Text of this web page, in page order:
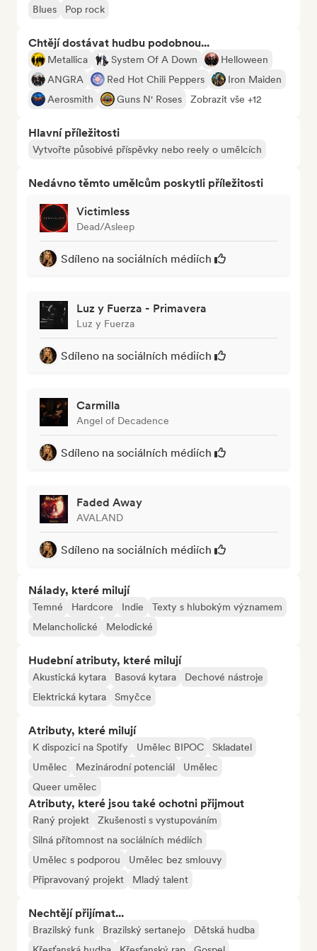
Blues Pop rock
Chtějí dostávat hudbu podobnou...
Metallica System Of A Down
Helloween
ANGRA
Red Hot Chili Peppers
Iron Maiden
Aerosmith
Guns N' Roses Zobrazit vše +12
Hlavní příležitosti
Vytvořte působivé příspěvky nebo reely o umělcích
Nedávno těmto umělcům poskytli příležitosti
Victimless
Dead/Asleep
Sdíleno na sociálních médiích
Luz y Fuerza - Primavera
Luz y Fuerza
Sdíleno na sociálních médiích
Carmilla
Angel of Decadence
Sdíleno na sociálních médiích
Faded Away
AVALAND
Sdíleno na sociálních médiích
Nálady, které milují
Temné Hardcore Indie
Texty s hlubokým významem
Melancholické
Melodické
Hudební atributy, které milují
Akustická kytara Basová kytara
Dechové nástroje
Elektrická kytara
Smyčce
Atributy, které milují
K dispozici na Spotify Umělec BIPOC
Skladatel
Umělec
Mezinárodní potenciál
Umělec
Queer umělec
Atributy, které jsou také ochotni přijmout
Raný projekt
Zkušenosti s vystupováním
Silná přítomnost na sociálních médiích
Umělec s podporou
Umělec bez smlouvy
Připravovaný projekt
Mladý talent
Nechtějí přijímat...
Brazilský funk Brazilský sertanejo
Dětská hudba